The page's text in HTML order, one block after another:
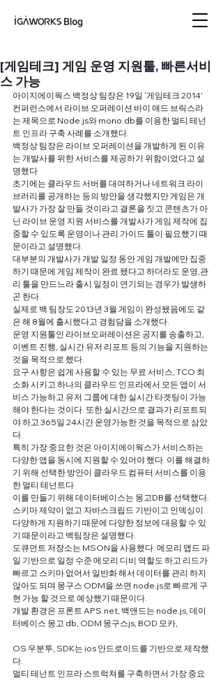
[게임테크] 게임 운영 지원툴, 빠른서비
스 가능
아이지에이웍스 백정상 팀장은 19일 ‘게임테크 2014’
컨퍼런스에서 라이브 오퍼레이션 바이 애드 브릭스라
는 제목으로 Node.js와 mono.db를 이용한 멀티 테넌
트 인프라 구축 사례를 소개했다.
백정상 팀장은 라이브 오퍼레이션을 개발하게 된 이유
는 개발사를 위한 서비스를 제공하기 위함이었다고 설
명했다
초기에는 클라우드 서버를 대여하거나 네트워크 라이
브러리를 공개하는 등의 방안을 생각했지만 게임은 개
발사가 가장 잘 만들 것이라고 결론을 짓고 콘텐츠가 아
닌 라이브 운영 지원 서비스를 개발사가 게임 제작에 집
중할 수 있도록 운영이나 관리 가이드 툴이 필요했기 때
문이라고 설명했다.
대부분의 개발사가 개발 일정 동안 게임 개발에만 집중
하기 때문에 게임 제작이 완료 됐다고 하더라도 운영,관
리 툴을 만드느라 출시 일정이 연기되는 경우가 발생하
곤 한다.
실제로 백 팀장도 2013년 3월 게임이 완성됐음에도 같
은 해 8월에 출시했다고 경험담을 소개했다.
운영 지원툴인 라이브오퍼레이션은 공지를 송출하고,
이벤트 진행, 실시간 유저 리포트 등의 기능을 지원하는
것을 목적으로 했다.
요구 사항은 쉽게 사용할 수 있는 무료 서비스, TCO 최
소화 시키고 하나의 클라우드 인프라에서 모든 앱이 서
비스 가능하고 유저 그룹에 대한 실시간 타겟팅이 가능
해야 한다는 것이다. 또한 실시간으로 결과가 리포트되
야 하고 365일 24시간 운영가능한 것을 목적으로 삼았
다.
특히 가장 중요한 것은 아이지에이웍스가 서비스하는
다양한 앱을 동시에 지원할 수 있어야 했다. 이를 해결하
기 위해 선택한 방안이 클라우드 컴퓨터 서비스를 이용
한 멀티 테넌트다
이를 만들기 위해 데이터베이스는 몽고DB를 선택했다.
스키마 제약이 없고 자바스크립드 기반이고 인덱싱이
다양하게 지원하기 때문에 다양한 정보에 대응할 수 있
기 때문이라고 백팀장은 설명했다.
도큐먼트 저장소는 MSON을 사용했다. 메모리 맵드 파
일 기반으로 일정 수준 메모리 디비 역할도 하고 리드가
빠르고 스키마 없어서 일반화 해서 데이터를 관리 하지
않아도 되며 몽구스 ODM을 쓰면 node.js로 빠르게 구
현 가능 할 것으로 예상했기 때문이다.
개발 환경은 프론트 APS.net, 백앤드는 node.js, 데이
터베이스 몽고 db, ODM 몽구스js, BOD 모카,
OS 우분투, SDK는 ios 안드로이드를 기반으로 제작했
다.
멀티 테넌트 인프라 스트럭쳐를 구축하면서 가장 중요